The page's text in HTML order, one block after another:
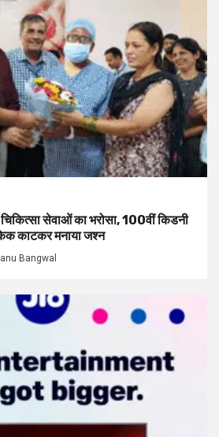
चिकित्सा सेवाओं का भरोसा, 100वीं किडनी
काटकर मनाया जश्न
Bangwal